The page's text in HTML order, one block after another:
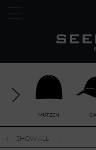
MÜTZEN
SHOW ALL